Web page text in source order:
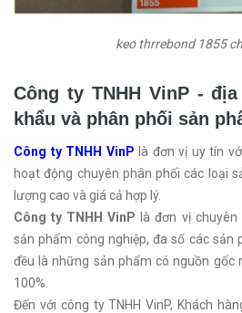
keo thrrebond 1855
Công ty TNHH VinP -
khẩu và phân phối sản
Công ty TNHH VinP là đơn vị uy tín
hoạt động chuyên phân phối các loại
lượng cao và giá cả hợp lý.
Công ty TNHH VinP là đơn vị
sản phẩm công nghiệp, đa số các sản
đều là những sản phẩm có nguồn gốc
100%.
Đến với công ty TNHH VinP, Khách